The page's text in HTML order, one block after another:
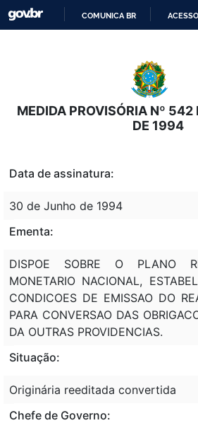
O
CONTEÚDO
COMUNICA BR
MEDIDA PROVISÓRIA Nº 542
DE 1994
Data de assinatura:
30 de Junho de 1994
Ementa:
DISPOE SOBRE O PLANO
MONETARIO NACIONAL,
CONDICOES DE EMISSAO DO
PARA CONVERSAO DAS
DA OUTRAS PROVIDENCIAS.
Situação:
Originária reeditada convertida
Chefe de Governo: